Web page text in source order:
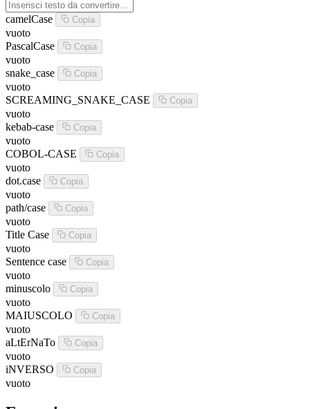
camelCase Copia
vuoto
PascalCase
Copia
vuoto
snake_case
Copia
vuoto
SCREAMING_SNAKE_CASE
Copia
vuoto
kebab-case
Copia
vuoto
COBOL-CASE
Copia
vuoto
dot.case
Copia
vuoto
path/case
Copia
vuoto
Title Case
Copia
vuoto
Sentence case
Copia
vuoto
minuscolo
Copia
vuoto
MAIUSCOLO
Copia
vuoto
aLtErNaTo
Copia
vuoto
iNVERSO
Copia
vuoto